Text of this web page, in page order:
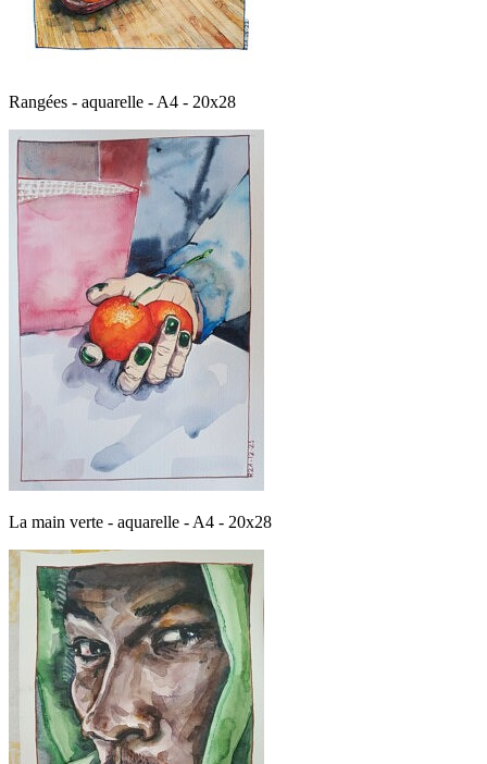
Rangées - aquarelle - A4 - 20x28
La main verte - aquarelle - A4 - 20x28